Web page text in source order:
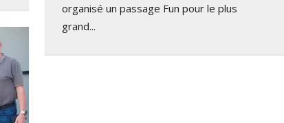
organisé un passage Fun pour le plus
grand...